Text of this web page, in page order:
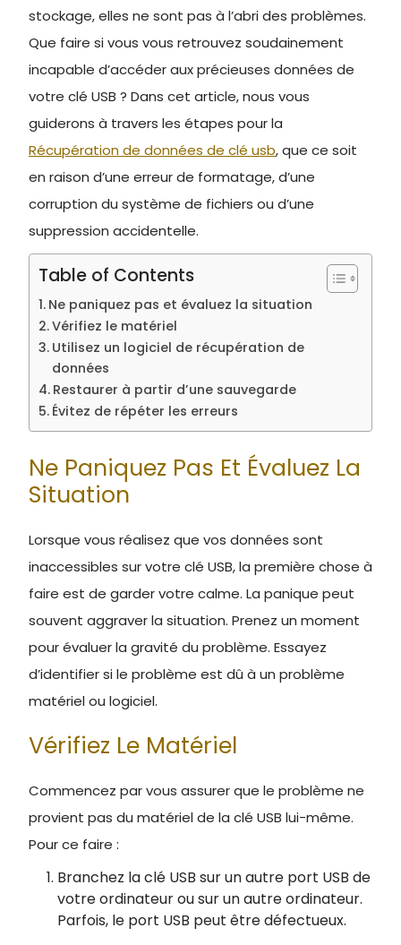
stockage, elles ne sont pas à l’abri des problèmes.
Que faire si vous vous retrouvez soudainement
incapable d’accéder aux précieuses données de
votre clé USB ? Dans cet article, nous vous
guiderons à travers les étapes pour la
Récupération de données de clé usb, que ce soit
en raison d’une erreur de formatage, d’une
corruption du système de fichiers ou d’une
suppression accidentelle.
Table of Contents
Ne paniquez pas et évaluez la situation
Vérifiez le matériel
Utilisez un logiciel de récupération de
données
Restaurer à partir d’une sauvegarde
Évitez de répéter les erreurs
Ne Paniquez Pas Et Évaluez La
Situation
Lorsque vous réalisez que vos données sont
inaccessibles sur votre clé USB, la première chose à
faire est de garder votre calme. La panique peut
souvent aggraver la situation. Prenez un moment
pour évaluer la gravité du problème. Essayez
d’identifier si le problème est dû à un problème
matériel ou logiciel.
Vérifiez Le Matériel
Commencez par vous assurer que le problème ne
provient pas du matériel de la clé USB lui-même.
Pour ce faire :
Branchez la clé USB sur un autre port USB de
votre ordinateur ou sur un autre ordinateur.
Parfois, le port USB peut être défectueux.